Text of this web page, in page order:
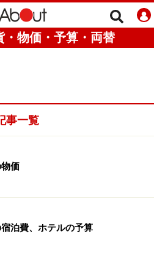
・物価・予算・両替
事一覧
価
泊費、ホテルの予算